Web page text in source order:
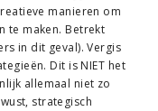
manieren om
te maken. Betrekt
in dit geval). Vergis
Dit is NIET het
allemaal niet zo
strategisch